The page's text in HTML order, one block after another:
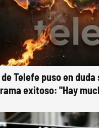
Telefe puso en
exitoso: "Hay